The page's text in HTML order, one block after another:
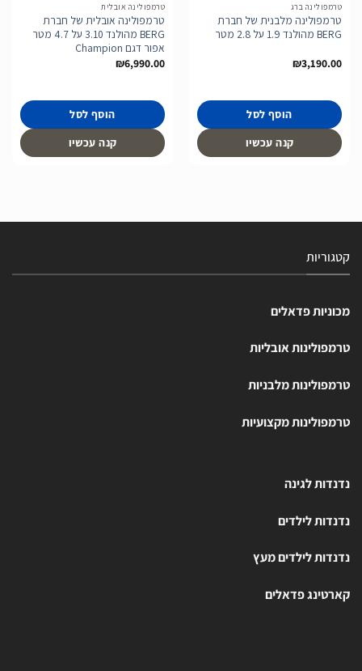
טרמפולינה ברג
טרמפולינה מלבנית של חברת
BERG מהולנד 1.9 על 2.8 מטר
₪3,190.00
הוסף לסל
קנה עכשיו
טרמפולינה אובלית
טרמפולינה אובלית של חברת
BERG מהולנד 3.10 על 4.7 מטר
אפור דגם Champion
₪6,990.00
הוסף לסל
קנה עכשיו
קטגוריות
מכוניות פדאלים
טרמפולינות אובליות
טרמפולינות מלבניות
טרמפולינות מקצועיות
נדנדות לגינה
נדנדות לילדים
נדנדות לילדים מעץ
קארטינג פדאלים